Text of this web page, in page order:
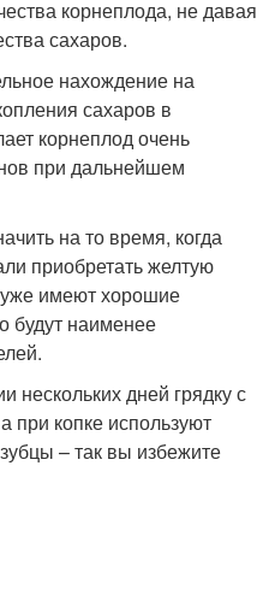
корнеплода, не давая
сахаров.
нахождение на
сахаров в
корнеплод очень
при дальнейшем
на то время, когда
приобретать желтую
уже имеют хорошие
будут наименее
нескольких дней грядку с
при копке используют
– так вы избежите